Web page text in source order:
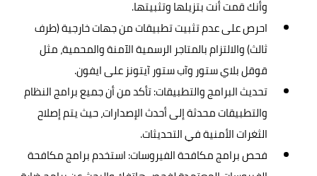
وأنك قمت أنت بتزيلها وتثبيتها.
احرص على عدم تثبيت تطبيقات من جهات خارجية (طرف
ثالث) والالتزام بالمتاجر الرسمية الآمنة والمحمية، مثل
قوقل بلاي ستور وآب ستور آيتونز على ايفون.
تحديث البرامج والتطبيقات: تأكد من أن جميع برامج النظام
والتطبيقات محدثة إلى أحدث الإصدارات، حيث يتم إصلاح
الثغرات الأمنية في التحديثات.
فحص برامج مكافحة الفيروسات: استخدم برامج مكافحة